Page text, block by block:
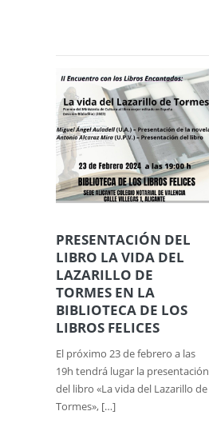
PRESENTACIÓN DEL
LIBRO LA VIDA DEL
LAZARILLO DE
TORMES EN LA
BIBLIOTECA DE LOS
LIBROS FELICES
El próximo 23 de febrero a las
19h tendrá lugar la presentación
del libro «La vida del Lazarillo de
Tormes», […]